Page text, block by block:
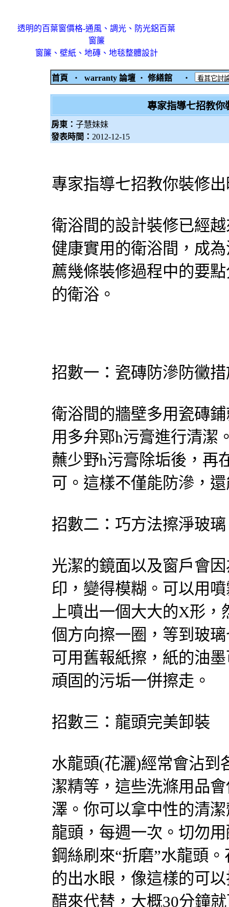
透明的百葉窗價格-通風、調光、防光鋁百葉
窗簾
窗簾、壁紙、地磚、地毯整體設計
首頁 ‧ warranty 論壇 ‧ 修繕館 ‧
專家指導七招教你
房東： 子慧妹妹
發表時間： 2012-12-15
專家指導七招教你裝修
衛浴間的設計裝修已經
健康實用的衛浴間，成
薦幾條裝修過程中的要
的衛浴。
招數一：瓷磚防滲防黴
衛浴間的牆壁多用瓷磚
用多弁鄍h污膏進行清潔
蘸少野h污膏除垢後，再
可。這樣不僅能防滲，
招數二：巧方法擦淨玻璃
光潔的鏡面以及窗戶會
印，變得模糊。可以用
上噴出一個大大的X形，
個方向擦一圈，等到玻
可用舊報紙擦，紙的油
頑固的污垢一併擦走。
招數三：龍頭完美卸裝
水龍頭(花灑)經常會沾到
潔精等，這些洗滌用品
澤。你可以拿中性的清
龍頭，每週一次。切勿
鋼絲刷來“折磨”水龍頭
的出水眼，像這樣的可
醋來代替，大概30分鐘